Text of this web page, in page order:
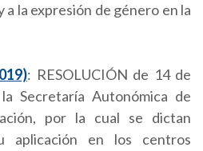
a la expresión de género en la
: RESOLUCIÓN de 14 de
Secretaría Autonómica de
por la cual se dictan
aplicación en los centros